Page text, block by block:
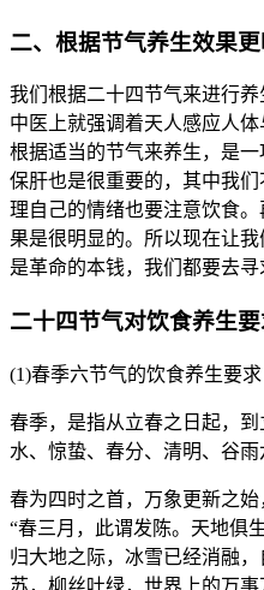
二、根据节气养生效果
我们根据二十四节气来进行
中医上就强调着天人感应人
根据适当的节气来养生，是
保肝也是很重要的，其中我
理自己的情绪也要注意饮食
果是很明显的。所以现在让
是革命的本钱，我们都要去寻
二十四节气对饮食养生要
(1)春季六节气的饮食养生要求
春季，是指从立春之日起，
水、惊蛰、春分、清明、谷雨
春为四时之首，万象更新之始
“春三月，此谓发陈。天地俱
归大地之际，冰雪已经消融
苏，柳丝吐绿，世界上的万事